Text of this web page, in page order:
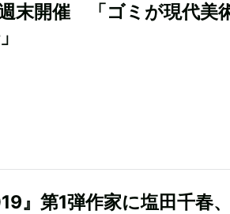
週末開催 「ゴミが現代美
』第1弾作家に塩田千春